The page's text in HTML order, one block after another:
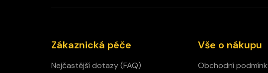
Zákaznická péče
Nejčastější dotazy (FAQ)
Vše o nákupu
Obchodní